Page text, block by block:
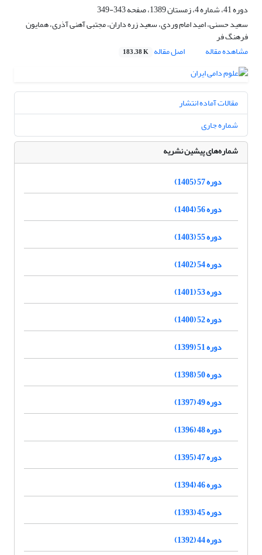
دوره 41، شماره 4، زمستان 1389، صفحه
343-349
سعید حسنی، امید امام وردی، سعید زره داران، مجتبی آهنی آذری، همایون
فرهنگ فر
مشاهده مقاله
اصل مقاله 183.38 K
مقالات آماده انتشار
شماره جاری
شماره‌های پیشین نشریه
دوره 57 (1405)
دوره 56 (1404)
دوره 55 (1403)
دوره 54 (1402)
دوره 53 (1401)
دوره 52 (1400)
دوره 51 (1399)
دوره 50 (1398)
دوره 49 (1397)
دوره 48 (1396)
دوره 47 (1395)
دوره 46 (1394)
دوره 45 (1393)
دوره 44 (1392)